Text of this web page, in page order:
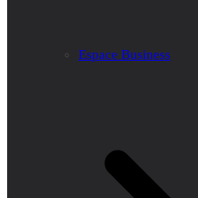
Espace Business